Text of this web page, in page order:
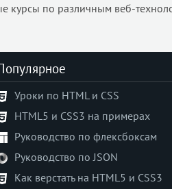
курсы по различным веб-
Уроки по HTML и CSS
HTML5 и CSS3 на примерах
Руководство по флексбоксам
Руководство по JSON
Как верстать на HTML5 и CSS3